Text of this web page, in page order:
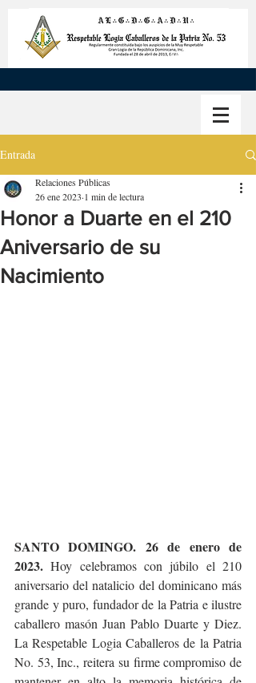
Entrada
Honor a Duarte en el 210
Aniversario de su
Nacimiento
Relaciones Públicas
26 ene 2023 1 min de lectura
SANTO DOMINGO. 26 de enero de
2023. Hoy celebramos con júbilo el 210
aniversario del natalicio del dominicano más
grande y puro, fundador de la Patria e ilustre
caballero masón Juan Pablo Duarte y Diez.
La Respetable Logia Caballeros de la Patria
No. 53, Inc., reitera su firme compromiso de